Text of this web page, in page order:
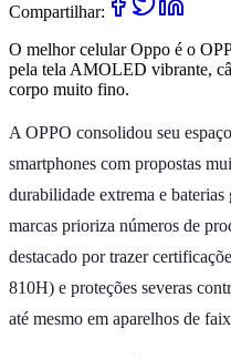
Compartilhar:
O melhor celular Oppo é o
pela tela AMOLED vibrante,
corpo muito fino.
A OPPO consolidou seu
smartphones com propostas
durabilidade extrema e
marcas prioriza números de
destacado por trazer
810H) e proteções severas
até mesmo em aparelhos de